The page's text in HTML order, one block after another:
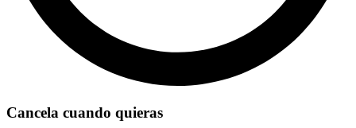
Cancela cuando quieras